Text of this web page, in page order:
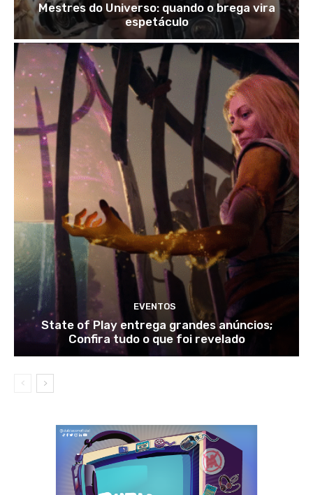
Mestres do Universo: quando o brega vira
espetáculo
EVENTOS
State of Play entrega grandes anúncios;
Confira tudo o que foi revelado